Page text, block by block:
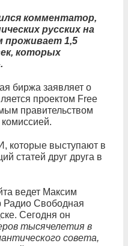
комментатор,
русских на
проживает 1,5
которых
биржа заявляет о
проектом Free
правительством
которые выступают в
статей друг друга в
ведет Максим
Радио Свободная
Сегодня он
тысячелетия в
совета,